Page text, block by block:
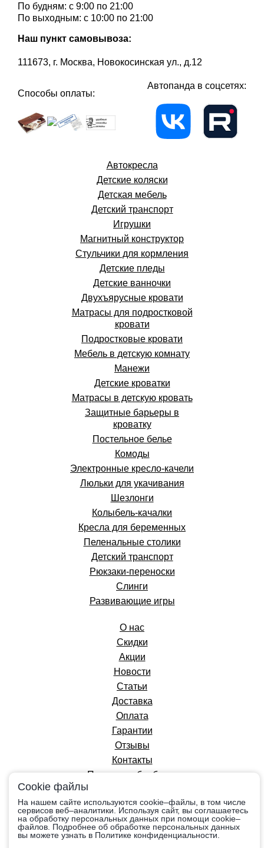
По будням: с 9:00 по 21:00
По выходным: с 10:00 по 21:00
Наш пункт самовывоза:
111673, г. Москва, Новокосинская ул., д.12
Способы оплаты:
Автопанда в соцсетях:
Автокресла
Детские коляски
Детская мебель
Детский транспорт
Игрушки
Магнитный конструктор
Стульчики для кормления
Детские пледы
Детские ванночки
Двухъярусные кровати
Матрасы для подростковой
кровати
Подростковые кровати
Мебель в детскую комнату
Манежи
Детские кроватки
Матрасы в детскую кровать
Защитные барьеры в
кроватку
Постельное белье
Комоды
Электронные кресло-качели
Люльки для укачивания
Шезлонги
Колыбель-качалки
Кресла для беременных
Пеленальные столики
Детский транспорт
Рюкзаки-переноски
Слинги
Развивающие игры
О нас
Скидки
Акции
Новости
Статьи
Доставка
Оплата
Гарантии
Отзывы
Контакты
Политика обработки
персональных данных
Вся информация на сайте приведена в
ознакомительных целях, носит справочный
Cookie файлы
На нашем сайте используются cookie–файлы, в том числе
сервисов веб–аналитики. Используя сайт, вы соглашаетесь
на обработку персональных данных при помощи cookie–
файлов. Подробнее об обработке персональных данных
вы можете узнать в Политике конфиденциальности.